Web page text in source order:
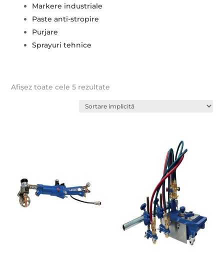
Markere industriale
Paste anti-stropire
Purjare
Sprayuri tehnice
Afișez toate cele 5 rezultate